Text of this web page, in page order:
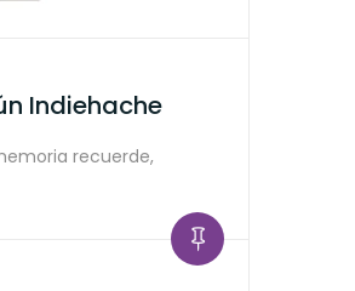
Indiehache
recuerde,